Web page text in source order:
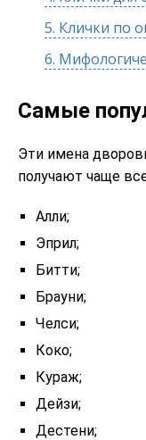
5. Клички по
6.
Самые
Эти имена
получают чаще
Алли;
Эприл;
Битти;
Брауни;
Челси;
Коко;
Кураж;
Дейзи;
Дестени;